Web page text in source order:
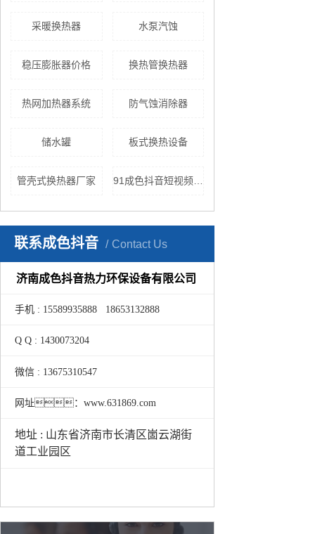
采暖换热器 水泵汽蚀
稳压膨胀器价格 换热管换热器
热网加热器系统 防气蚀消除器
储水罐 板式换热设备
管壳式换热器厂家 91成色抖音短视频官网设备
联系成色抖音 Contact Us
济南成色抖音热力环保设备有限公司
手机 : 15589935888 18653132888
Q Q : 1430073204
微信 : 13675310547
网址：www.631869.com
地址 : 山东省济南市长清区崮云湖街
道工业园区